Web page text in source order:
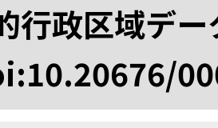
行政区域デ